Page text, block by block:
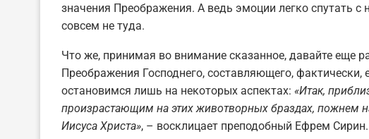
значения Преображения. А ведь эмоции легко спутать
совсем не туда.
Что же, принимая во внимание сказанное, давайте еще
Преображения Господнего, составляющего, фактически,
остановимся лишь на некоторых аспектах: «Итак,
произрастающим на этих животворных браздах, пожнем
Иисуса Христа», – восклицает преподобный Ефрем Сирин.